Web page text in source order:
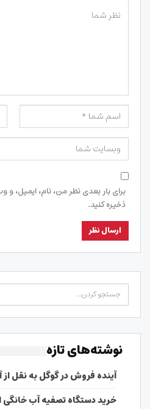
برای بار بعدی نظر من، نام، ایمیل،
ذخیره کنید.
نوشته‌های تازه
آینده فروش در گوگل به نقل
خرید دستگاه تصفیه آب خانگی